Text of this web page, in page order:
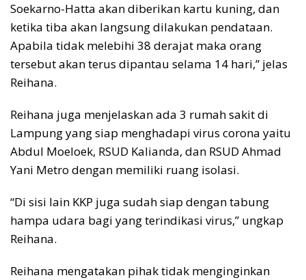
Soekarno-Hatta akan diberikan kartu kuning, dan
ketika tiba akan langsung dilakukan pendataan.
Apabila tidak melebihi 38 derajat maka orang
tersebut akan terus dipantau selama 14 hari,” jelas
Reihana.
Reihana juga menjelaskan ada 3 rumah sakit di
Lampung yang siap menghadapi virus corona yaitu
Abdul Moeloek, RSUD Kalianda, dan RSUD Ahmad
Yani Metro dengan memiliki ruang isolasi.
“Di sisi lain KKP juga sudah siap dengan tabung
hampa udara bagi yang terindikasi virus,” ungkap
Reihana.
Reihana mengatakan pihak tidak menginginkan